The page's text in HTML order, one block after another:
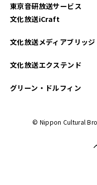
東京音研放送サービス
文化放送iCraft
文化放送メディアブリッジ
文化放送エクステンド
グリーン・ドルフィン
© Nippon Cultural